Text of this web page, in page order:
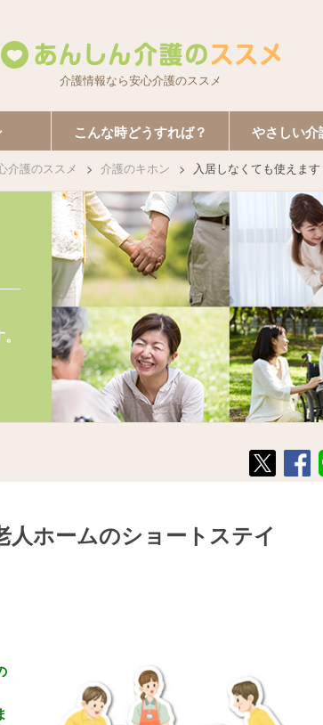
介護情報なら安心介護のススメ
こんな時どうすれば？ やさしい介
介護のススメ 介護のキホン 入居しなくても使えま
ホームのショートステイ